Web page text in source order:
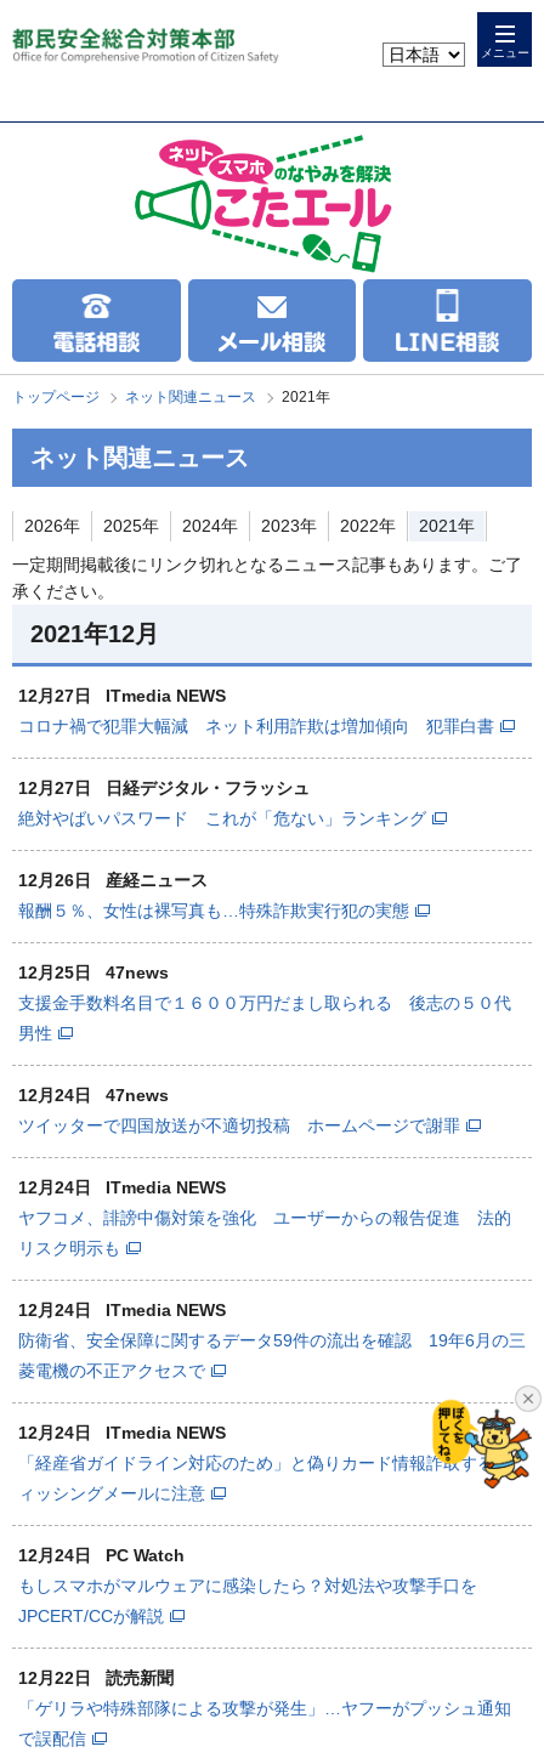
文
へ
キ
メニュー
こ
か
本
トップページ ネット関連ニュース 2021年
ネット関連ニュース
2026年 2025年 2024年 2023年 2022年
2021年
一定期間掲載後にリンク切れとなるニュース記事もあります。ご了
承ください。
2021年12月
12月27日
ITmedia NEWS
コロナ禍で犯罪大幅減 ネット利用詐欺は増加傾向 犯罪白書
12月27日
日経デジタル・フラッシュ
絶対やばいパスワード これが「危ない」ランキング
12月26日
産経ニュース
報酬５％、女性は裸写真も…特殊詐欺実行犯の実態
12月25日
47news
支援金手数料名目で１６００万円だまし取られる 後志の５０代
男性
12月24日
47news
ツイッターで四国放送が不適切投稿 ホームページで謝罪
12月24日
ITmedia NEWS
ヤフコメ、誹謗中傷対策を強化 ユーザーからの報告促進 法的
リスク明示も
12月24日
ITmedia NEWS
防衛省、安全保障に関するデータ59件の流出を確認 19年6月の三
菱電機の不正アクセスで
12月24日
ITmedia NEWS
「経産省ガイドライン対応のため」と偽りカード情報詐取するフ
ィッシングメールに注意
12月24日
PC Watch
もしスマホがマルウェアに感染したら？対処法や攻撃手口を
JPCERT/CCが解説
12月22日
読売新聞
「ゲリラや特殊部隊による攻撃が発生」…ヤフーがプッシュ通知
で誤配信